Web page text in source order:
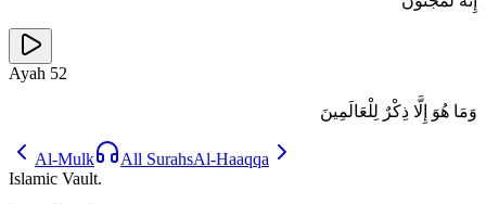
Ayah 52
وَمَا هُوَ إِلَّا ذِكْرٌ لِلْعَالَمِينَ
Al-Mulk All SurahsAl-Haaqqa
Islamic Vault.